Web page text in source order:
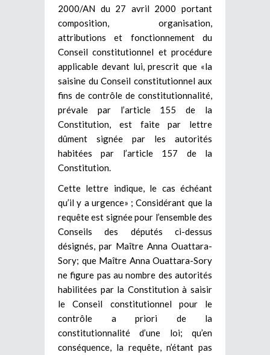
2000/AN du 27 avril 2000 portant
composition, organisation,
attributions et fonctionnement du
Conseil constitutionnel et procédure
applicable devant lui, prescrit que «la
saisine du Conseil constitutionnel aux
fins de contrôle de constitutionnalité,
prévale par l’article 155 de la
Constitution, est faite par lettre
dûment signée par les autorités
habitées par l’article 157 de la
Constitution.
Cette lettre indique, le cas échéant
qu’il y a urgence» ; Considérant que la
requête est signée pour l’ensemble des
Conseils des députés ci-dessus
désignés, par Maître Anna Ouattara-
Sory; que Maître Anna Ouattara-Sory
ne figure pas au nombre des autorités
habilitées par la Constitution à saisir
le Conseil constitutionnel pour le
contrôle a priori de la
constitutionnalité d’une loi; qu’en
conséquence, la requête, n’étant pas